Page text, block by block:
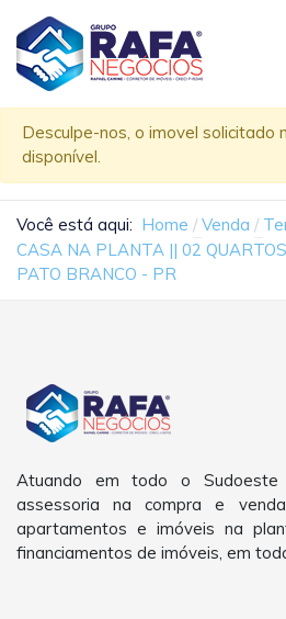
Desculpe-nos, o imovel solicitado
disponível.
Você está aqui: Home Venda
CASA NA PLANTA || 02
PATO BRANCO - PR
Atuando em todo o Sudoeste
assessoria na compra e
apartamentos e imóveis na
financiamentos de imóveis, em